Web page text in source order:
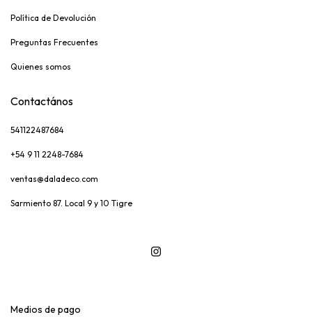
Política de Devolución
Preguntas Frecuentes
Quienes somos
Contactános
541122487684
+54 9 11 2248-7684
ventas@daladeco.com
Sarmiento 87. Local 9 y 10 Tigre
Medios de pago